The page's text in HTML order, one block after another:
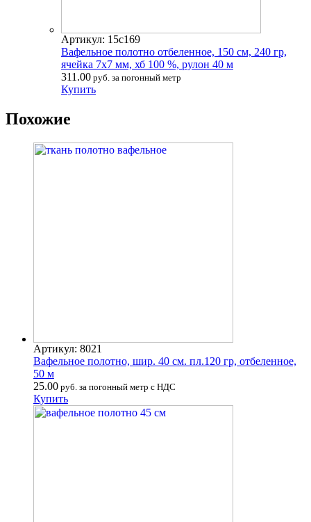
Артикул: 15с169
Вафельное полотно отбеленное, 150 см, 240 гр,
ячейка 7х7 мм, хб 100 %, рулон 40 м
311.00 руб. за погонный метр
Купить
Похожие
Артикул: 8021
Вафельное полотно, шир. 40 см. пл.120 гр, отбеленное,
50 м
25.00 руб. за погонный метр с НДС
Купить